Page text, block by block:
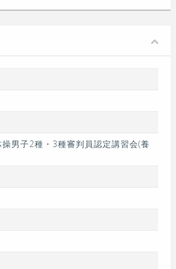
操男子2種・3種審判員認定講習会(養